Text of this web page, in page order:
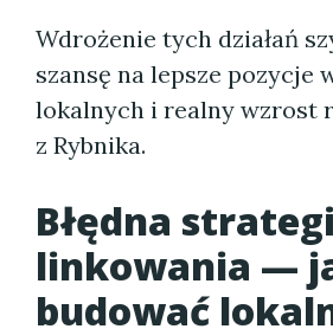
Wdrożenie tych działań
szansę na lepsze pozycje
lokalnych i realny wzrost
z Rybnika.
Błędna
linkowania —
budować